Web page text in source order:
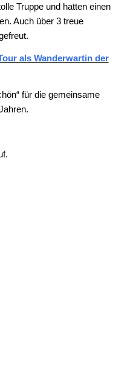
Truppe und hatten einen
Auch über 3 treue
als Wanderwartin der
für die gemeinsame